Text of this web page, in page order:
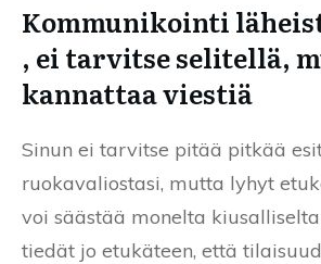
Kommunikointi
, ei tarvitse selitellä,
kannattaa viestiä
Sinun ei tarvitse pitää pitkää
ruokavaliostasi, mutta lyhyt
voi säästää monelta
tiedät jo etukäteen, että